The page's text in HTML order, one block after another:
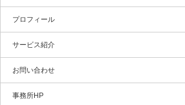
プロフィール
サービス紹介
お問い合わせ
事務所HP